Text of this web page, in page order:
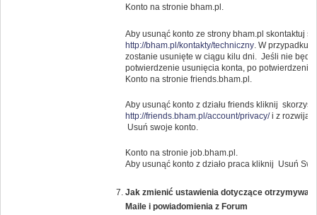
Konto na stronie bham.pl.
Aby usunąć konto ze strony bham.pl skontaktuj
http://bham.pl/kontakty/techniczny. W przypadku
zostanie usunięte w ciągu kilu dni. Jeśli nie
potwierdzenie usunięcia konta, po
Konto na stronie friends.bham.pl.
Aby usunąć konto z działu friends kliknij
http://friends.bham.pl/account/privacy/i z
Usuń swoje konto.
Konto na stronie job.bham.pl.
Aby usunąć konto z działo praca kliknij Usuń
Jak zmienić ustawienia dotyczące
Maile i powiadomienia z Forum